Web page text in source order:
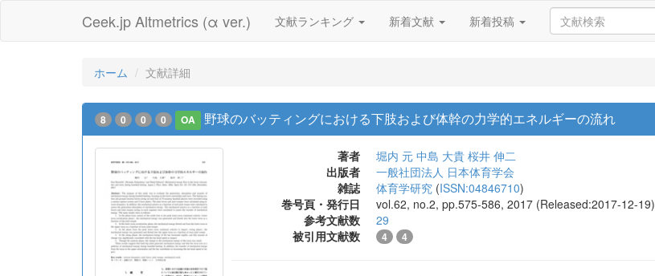
Ceek.jp Altmetrics (α ver.) 文献ランキング 新着文献 新着投稿
ホーム 文献詳細
8 0 0 0 OA 野球のバッティングにおける下肢および体幹の力学的エネルギーの流れ
著者 堀内 元 中島 大貴 桜井 伸二
出版者
一般社団法人 日本体育学会
雑誌
体育学研究 (ISSN:04846710)
巻号頁・発行日
vol.62, no.2, pp.575-586, 2017 (Released:2017-12-19)
参考文献数
29
被引用文献数
4 4